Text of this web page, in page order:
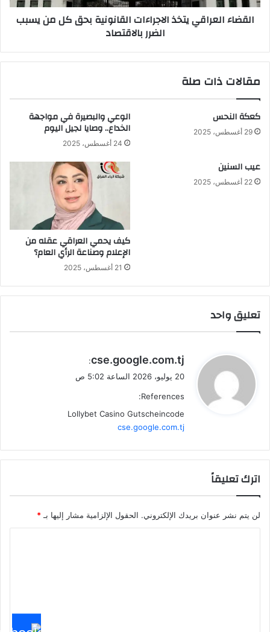
يسبب
الضرر
القضاء العراقي يتخذ الاجراءات القانونية بحق كل من يسبب
الضرر بالاقتصاد
مقالات ذات صلة
كعكة النحس
29 أغسطس، 2025
الوعي والبصيرة في مواجهة
الخداع.. وصايا لجيل اليوم
24 أغسطس، 2025
عيب السنين
22 أغسطس، 2025
كيف يحمي العراقي عقله من
الإعلام وصناعة الرأي العام؟
21 أغسطس، 2025
تعليق واحد
ي
ل
cse.google.com.tj
:
20 يوليو، 2026 الساعة 5:02 ص
References:
Lollybet Casino Gutscheincode
cse.google.com.tj
اترك تعليقاً
لن يتم نشر عنوان بريدك الإلكتروني. الحقول الإلزامية مشار إليها بـ *